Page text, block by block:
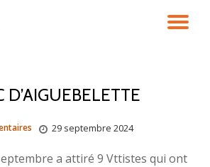
29 septembre 2024
a attiré 9 Vttistes qui ont